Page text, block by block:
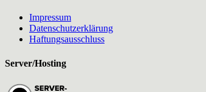
Impressum
Datenschutzerklärung
Haftungsausschluss
Server/Hosting